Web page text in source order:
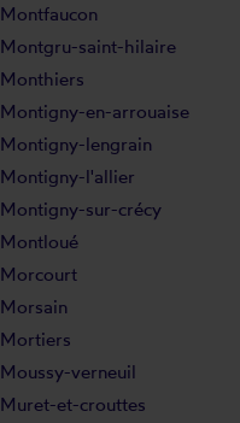
Montfaucon
Montgru-saint-hilaire
Monthiers
Montigny-en-arrouaise
Montigny-lengrain
Montigny-l'allier
Montigny-sur-crécy
Montloué
Morcourt
Morsain
Mortiers
Moussy-verneuil
Muret-et-crouttes